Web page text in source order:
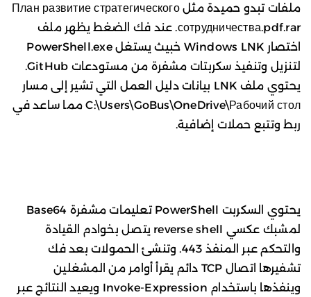
ملفات تبدو حميدة مثل План развитие стратегического
сотрудничества.pdf.rar. عند فك الضغط يظهر ملف
اختصار Windows LNK خبيث يستغل PowerShell.exe
لتنزيل وتنفيذ سكربتات مشفرة من مستودعات GitHub.
يحتوي ملف LNK بيانات دليل العمل التي تشير إلى مسار
C:\Users\GoBus\OneDrive\Рабочий стол مما ساعد في
ربط وتتبع حملات إضافية.
يحتوي السكربت PowerShell تعليمات مشفرة Base64
لمشبك عكسي reverse shell يتصل بخوادم القيادة
والتحكم عبر المنفذ 443. وتنشئ الحمولات بعد فك
تشفيرها اتصال TCP دائم يقرأ أوامر من المشغلين
وينفذها باستخدام Invoke-Expression ويعيد النتائج عبر